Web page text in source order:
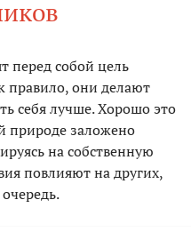
перед собой цель
правило, они делают
себя лучше. Хорошо это
природе заложено
на собственную
повлияют на других,